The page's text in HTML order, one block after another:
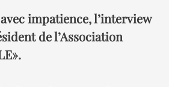
impatience, l’interview
de l’Association
.